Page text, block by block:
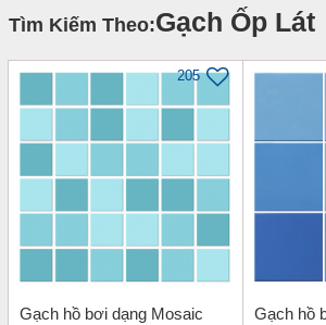
Tìm Kiếm Theo:Gạch Ốp Lát
205
Gạch hồ bơi dạng Mosaic
Gạch hồ